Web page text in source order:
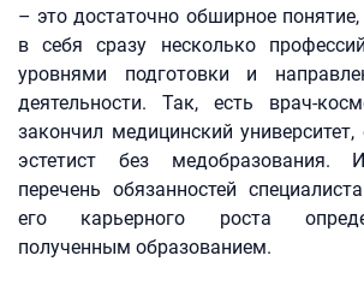
– это достаточно обширное
в себя сразу несколько
уровнями подготовки и
деятельности. Так, есть врач-
закончил медицинский университет,
эстетист без медобразования.
перечень обязанностей
его карьерного роста
полученным образованием.